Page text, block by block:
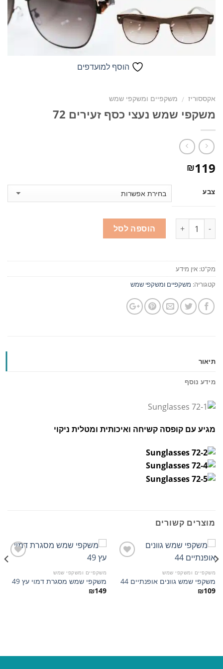
הוסף למועדפים
אקססוריז / משקפיים ומשקפי שמש
משקפי שמש נעצי כסף זעירים 72
₪119
צבע
הוספה לסל
מק"ט: אין מידע
קטגוריה: משקפיים ומשקפי שמש
תיאור
מידע נוסף
מגיע עם קופסה קשיחה ואיכותית ומטלית ניקוי
מוצרים קשורים
הוסף
משקפיים ומשקפי שמש
משקפי שמש גוונים אופנתיים 44
₪109
הוסף
משקפיים ומשקפי שמש
משקפי שמש מסגרת דמוי עץ 49
₪149